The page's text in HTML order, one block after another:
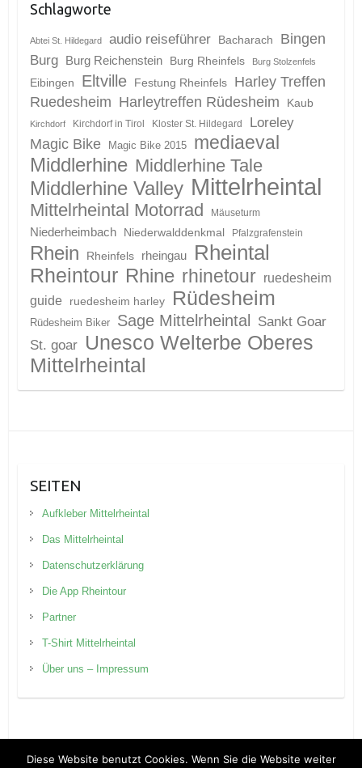
Schlagworte
Abtei St. Hildegard audio reiseführer Bacharach
Bingen
Burg
Burg Reichenstein Burg Rheinfels Burg Stolzenfels
Eibingen Eltville Festung Rheinfels
Harley Treffen
Ruedesheim Harleytreffen Rüdesheim Kaub
Kirchdorf Kirchdorf in Tirol Kloster St. Hildegard Loreley
Magic Bike Magic Bike 2015 mediaeval
Middlerhine Middlerhine Tale
Middlerhine Valley Mittelrheintal
Mittelrheintal Motorrad Mäuseturm
Niederheimbach Niederwalddenkmal Pfalzgrafenstein
Rhein Rheinfels rheingau
Rheintal
Rheintour Rhine rhinetour ruedesheim
guide
ruedesheim harley Rüdesheim
Rüdesheim Biker Sage Mittelrheintal Sankt Goar
St. goar Unesco Welterbe Oberes
Mittelrheintal
SEITEN
Aufkleber Mittelrheintal
Das Mittelrheintal
Datenschutzerklärung
Die App Rheintour
Partner
T-Shirt Mittelrheintal
Über uns – Impressum
Diese Website benutzt Cookies. Wenn Sie die Website weiter